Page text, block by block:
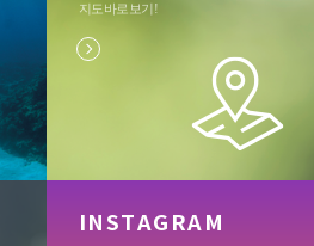
지도바로보기!
INSTAGRAM